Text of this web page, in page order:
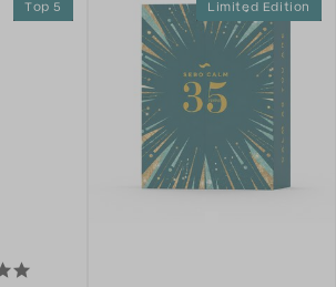
Limited Edition
Top 5
4.9 star rating